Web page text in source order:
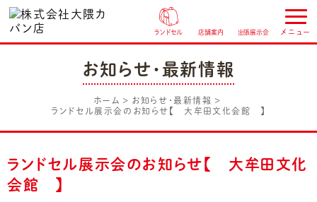
ランドセル 店舗案内 出張展示会
お知らせ・最新情報
ホーム
お知らせ・最新情報
ランドセル展示会のお知らせ【 大牟田文化会館 】
ランドセル展示会のお知らせ【 大牟田文化
会館 】